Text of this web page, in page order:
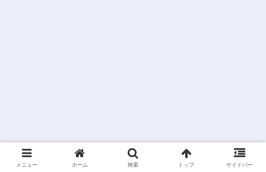
メニュー ホーム 検索 トップ サイドバー